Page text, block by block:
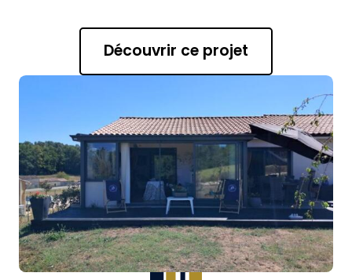
Découvrir ce projet